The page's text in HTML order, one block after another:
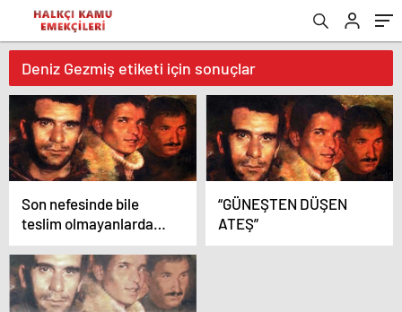
Deniz Gezmiş etiketi için sonuçlar
Son nefesinde bile
teslim olmayanlardan
aldığımız bayrağı “Tam
Bağımsız Türkiye”
mücadelemizde
dalgalandırıyoruz.
“GÜNEŞTEN DÜŞEN
ATEŞ”